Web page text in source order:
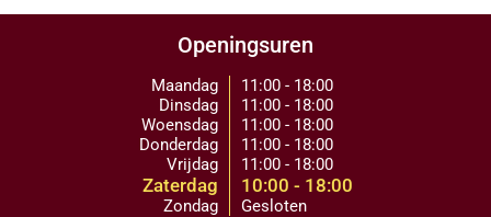
Openingsuren
Maandag
Dinsdag
Woensdag
Donderdag
Vrijdag
Zaterdag
Zondag
11:00 - 18:00
11:00 - 18:00
11:00 - 18:00
11:00 - 18:00
11:00 - 18:00
10:00 - 18:00
Gesloten